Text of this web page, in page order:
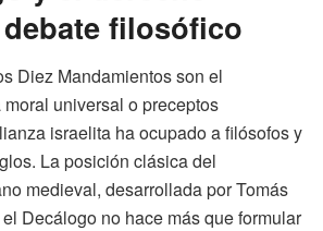
filosófico
Diez Mandamientos son el
universal o preceptos
israelita ha ocupado a filósofos y
La posición clásica del
medieval, desarrollada por Tomás
Decálogo no hace más que formular